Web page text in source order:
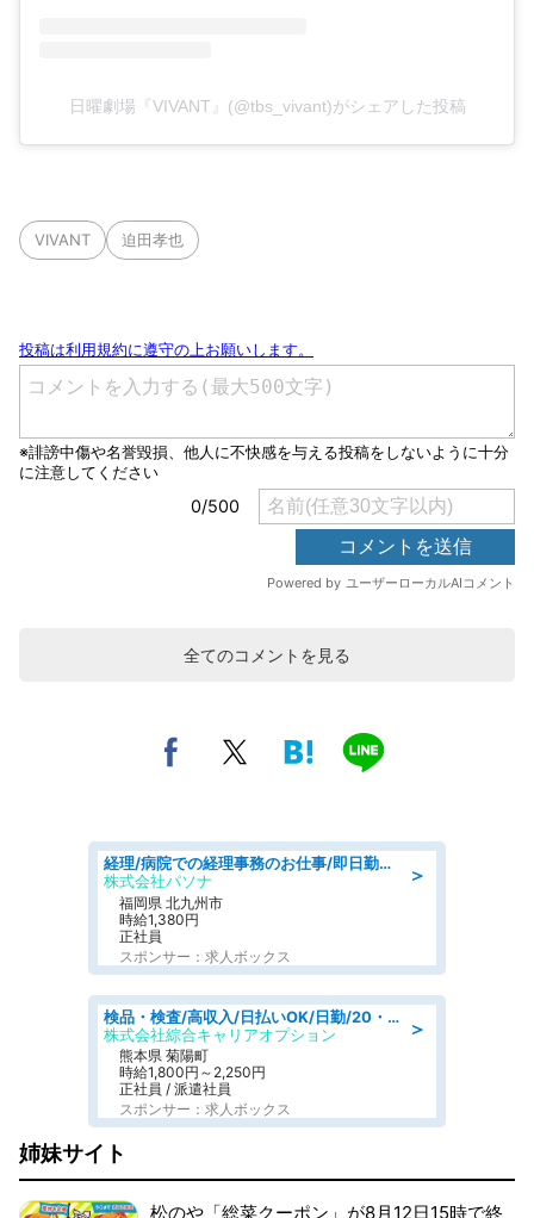
日曜劇場『VIVANT』(@tbs_vivant)がシェアした投稿
VIVANT 迫田孝也
全てのコメントを見る
＞
経理/病院での経理事務のお仕事/即日勤務可/車通勤可/経理/一般事務
株式会社パソナ
福岡県 北九州市
時給1,380円
正社員
スポンサー：求人ボックス
＞
検品・検査/高収入/日払いOK/日勤/20・30・40代活躍中/製造 工場
株式会社綜合キャリアオプション
熊本県 菊陽町
時給1,800円～2,250円
正社員 / 派遣社員
スポンサー：求人ボックス
姉妹サイト
松のや「総菜クーポン」が8月12日15時で終